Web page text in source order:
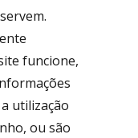
funcione,
utilização
ou são